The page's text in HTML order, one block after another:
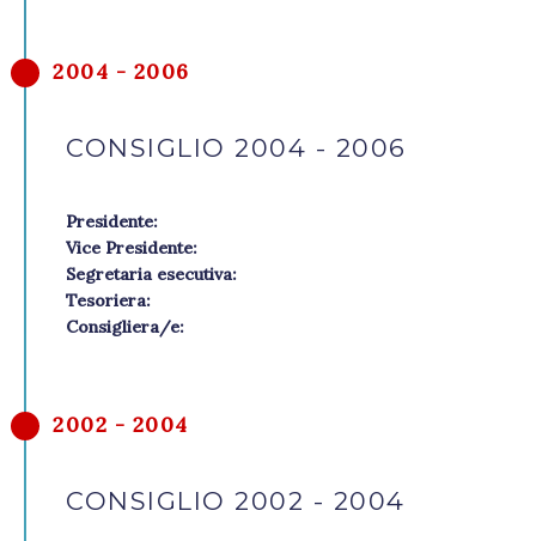
2004 - 2006
CONSIGLIO 2004 - 2006
Presidente:
Vice Presidente:
Segretaria esecutiva:
Tesoriera:
Consigliera/e:
2002 - 2004
CONSIGLIO 2002 - 2004